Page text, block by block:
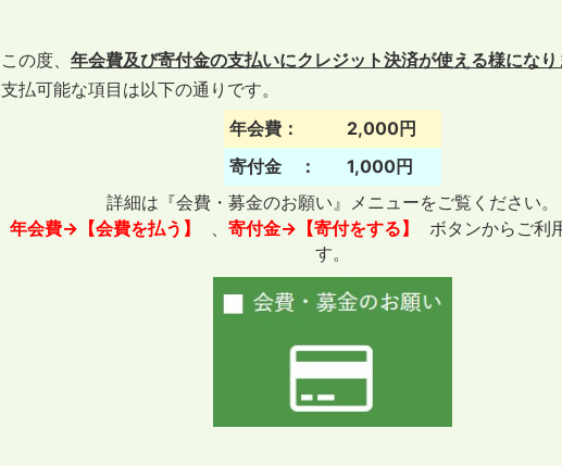
この度、 年会費及び寄付金の支払いにクレジット決済が使える様になり
支払可能な項目は以下の通りです。
年会費：
2,000円
寄付金 ：
1,000円
詳細は『会費・募金のお願い』メニューをご覧ください。
年会費→【会費を払う】
、 寄付金→【寄付をする】
ボタンからご利
す。